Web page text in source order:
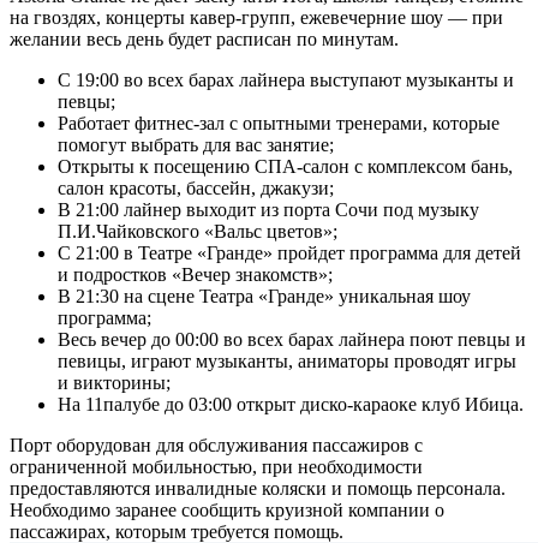
на гвоздях, концерты кавер-групп, ежевечерние шоу — при
желании весь день будет расписан по минутам.
С 19:00 во всех барах лайнера выступают музыканты и
певцы;
Работает фитнес-зал с опытными тренерами, которые
помогут выбрать для вас занятие;
Открыты к посещению СПА-салон с комплексом бань,
салон красоты, бассейн, джакузи;
В 21:00 лайнер выходит из порта Сочи под музыку
П.И.Чайковского «Вальс цветов»;
С 21:00 в Театре «Гранде» пройдет программа для детей
и подростков «Вечер знакомств»;
В 21:30 на сцене Театра «Гранде» уникальная шоу
программа;
Весь вечер до 00:00 во всех барах лайнера поют певцы и
певицы, играют музыканты, аниматоры проводят игры
и викторины;
На 11палубе до 03:00 открыт диско-караоке клуб Ибица.
Порт оборудован для обслуживания пассажиров с
ограниченной мобильностью, при необходимости
предоставляются инвалидные коляски и помощь персонала.
Необходимо заранее сообщить круизной компании о
пассажирах, которым требуется помощь.